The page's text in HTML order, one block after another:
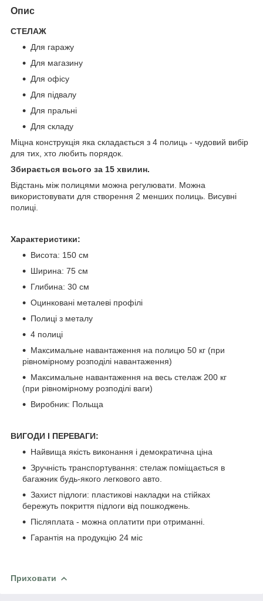
Опис
СТЕЛАЖ
Для гаражу
Для магазину
Для офісу
Для підвалу
Для пральні
Для складу
Міцна конструкція яка складається з 4 полиць - чудовий вибір
для тих, хто любить порядок.
Збирається всього за 15 хвилин.
Відстань між полицями можна регулювати. Можна
використовувати для створення 2 менших полиць. Висувні
полиці.
Характеристики:
Висота: 150 см
Ширина: 75 см
Глибина: 30 см
Оцинковані металеві профілі
Полиці з металу
4 полиці
Максимальне навантаження на полицю 50 кг (при
рівномірному розподілі навантаження)
Максимальне навантаження на весь стелаж 200 кг
(при рівномірному розподілі ваги)
Виробник: Польща
ВИГОДИ І ПЕРЕВАГИ:
Найвища якість виконання і демократична ціна
Зручність транспортування: стелаж поміщається в
багажник будь-якого легкового авто.
Захист підлоги: пластикові накладки на стійках
бережуть покриття підлоги від пошкоджень.
Післяплата - можна оплатити при отриманні.
Гарантія на продукцію 24 міс
Приховати